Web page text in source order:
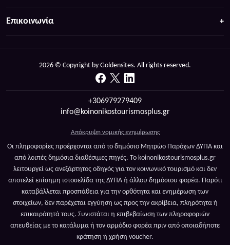
Επικοινωνία
2026 © Copyright by Goldensites. All rights reserved.
+306979279409
info@koinonikostourismosplus.gr
Απόκρυψη νομικής ενημέρωσης
Οι πληροφορίες προέρχονται από το δημόσιο Μητρώο Παρόχων ΔΥΠΑ και
από λοιπές δημόσια διαθέσιμες πηγές. Το koinonikostourismosplus.gr
λειτουργεί ως ανεξάρτητος οδηγός για τον κοινωνικό τουρισμό και δεν
αποτελεί επίσημη ιστοσελίδα της ΔΥΠΑ ή άλλου δημόσιου φορέα. Παρότι
καταβάλλεται προσπάθεια για την ορθότητα και ενημέρωση των
στοιχείων, δεν παρέχεται εγγύηση ως προς την ακρίβεια, πληρότητα ή
επικαιρότητά τους. Συνιστάται η επιβεβαίωση των πληροφοριών
απευθείας με το κατάλυμα ή τον αρμόδιο φορέα πριν από οποιαδήποτε
κράτηση ή χρήση voucher.